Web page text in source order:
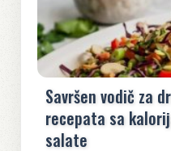
Savršen vodič za
recepata sa
salate